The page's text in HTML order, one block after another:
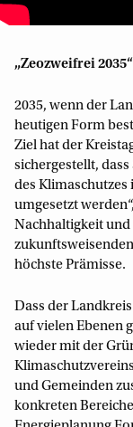
„Zeozweifrei
2035, wenn der
heutigen Form
Ziel hat der
sichergestellt,
des
umgesetzt
Nachhaltigkeit und
höchste Prämisse.
Dass der
auf vielen Ebenen
wieder mit der
und Gemeinden
konkreten